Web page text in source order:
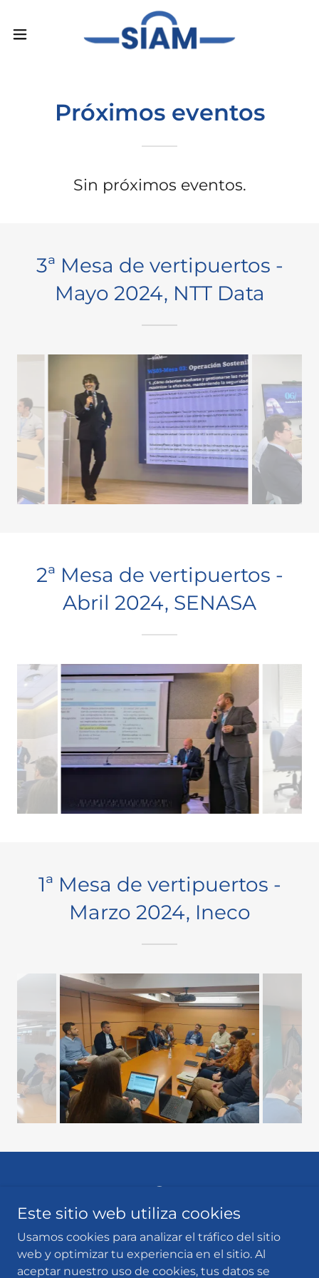
Próximos eventos
Sin próximos eventos.
3ª Mesa de vertipuertos -
Mayo 2024, NTT Data
2ª Mesa de vertipuertos -
Abril 2024, SENASA
1ª Mesa de vertipuertos -
Marzo 2024, Ineco
Copyright © 2024 Clúster SIAM - Todos los derechos reservados.
POLÍTICA DE PRIVACIDAD
Este sitio web utiliza cookies
Usamos cookies para analizar el tráfico del sitio
web y optimizar tu experiencia en el sitio. Al
aceptar nuestro uso de cookies, tus datos se